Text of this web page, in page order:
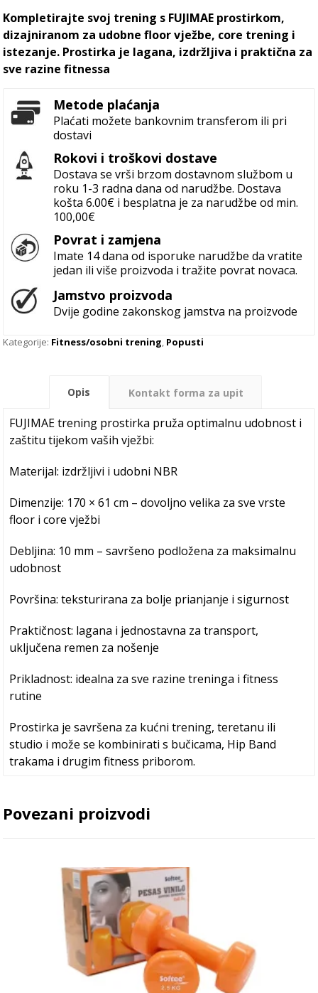
Kompletirajte svoj trening s FUJIMAE prostirkom,
dizajniranom za udobne floor vježbe, core trening i
istezanje. Prostirka je lagana, izdržljiva i praktična za
sve razine fitnessa
Metode plaćanja
Plaćati možete bankovnim transferom ili pri
dostavi
Rokovi i troškovi dostave
Dostava se vrši brzom dostavnom službom u
roku 1-3 radna dana od narudžbe. Dostava
košta 6.00€ i besplatna je za narudžbe od min.
100,00€
Povrat i zamjena
Imate 14 dana od isporuke narudžbe da vratite
jedan ili više proizvoda i tražite povrat novaca.
Jamstvo proizvoda
Dvije godine zakonskog jamstva na proizvode
Kategorije: Fitness/osobni trening Popusti
Opis Kontakt forma za upit
FUJIMAE trening prostirka pruža optimalnu udobnost i
zaštitu tijekom vaših vježbi:
Materijal: izdržljivi i udobni NBR
Dimenzije: 170 × 61 cm – dovoljno velika za sve vrste
floor i core vježbi
Debljina: 10 mm – savršeno podložena za maksimalnu
udobnost
Površina: teksturirana za bolje prianjanje i sigurnost
Praktičnost: lagana i jednostavna za transport,
uključena remen za nošenje
Prikladnost: idealna za sve razine treninga i fitness
rutine
Prostirka je savršena za kućni trening, teretanu ili
studio i može se kombinirati s bučicama, Hip Band
trakama i drugim fitness priborom.
Povezani proizvodi